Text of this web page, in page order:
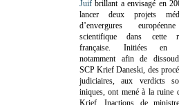
Juif brillant a envisagé en
lancer deux projets
d’envergures
scientifique dans cette
française. Initiées en
notamment afin de
SCP Krief Daneski, des
judiciaires, aux verdicts
iniques, ont mené à la ruine
Krief.Inactions de